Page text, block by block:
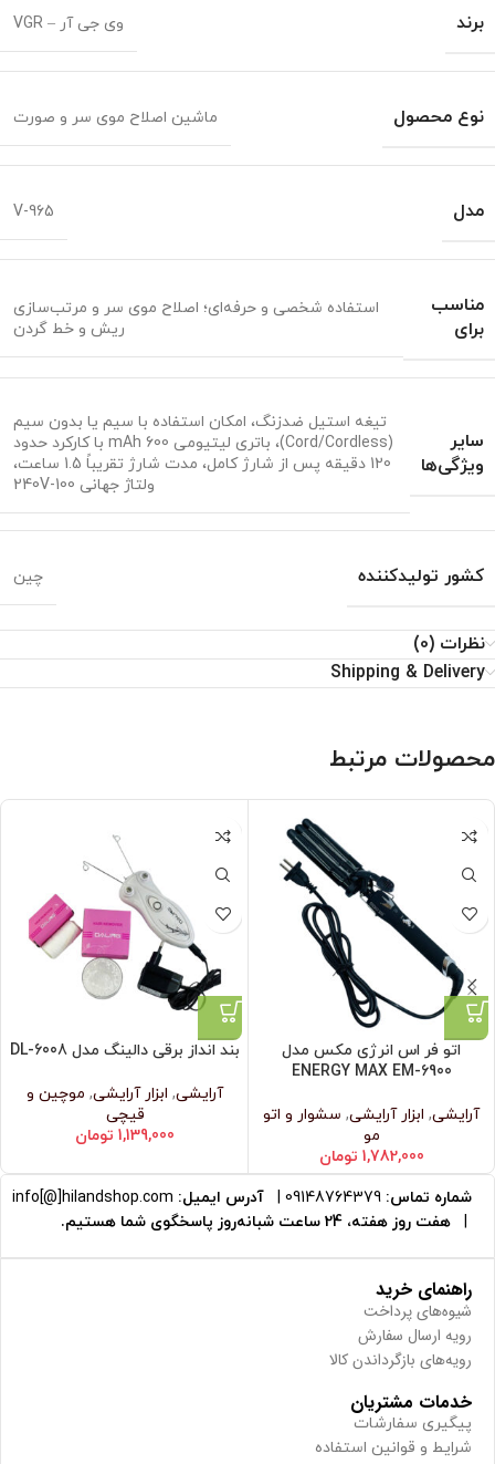
برند وی جی آر – VGR
نوع محصول ماشین اصلاح موی سر و صورت
مدل V-965
مناسب
برای
استفاده شخصی و حرفه‌ای؛ اصلاح موی سر و مرتب‌سازی
ریش و خط گردن
سایر
ویژگی‌ها
تیغه استیل ضدزنگ، امکان استفاده با سیم یا بدون سیم
(Cord/Cordless)، باتری لیتیومی 600 mAh با کارکرد حدود
120 دقیقه پس از شارژ کامل، مدت شارژ تقریباً 1.5 ساعت،
ولتاژ جهانی 100-240V
کشور تولیدکننده چین
نظرات (0)
Shipping & Delivery
محصولات مرتبط
اتو فر اس انرژی مکس مدل
ENERGY MAX EM-6900
آرایشی, ابزار آرایشی, سشوار و اتو
مو
1,782,000 تومان
بند انداز برقی دالینگ مدل DL-6008
آرایشی, ابزار آرایشی, موچین و
قیچی
1,139,000 تومان
شماره تماس: 09148764379
| آدرس ایمیل: info[@]hilandshop.com
|
هفت روز هفته، 24 ساعت شبانه‌روز پاسخگوی شما هستیم.
راهنمای خرید
شیوه‌های پرداخت
رویه ارسال سفارش
رویه‌های بازگرداندن کالا
خدمات مشتریان
پیگیری سفارشات
شرایط و قوانین استفاده